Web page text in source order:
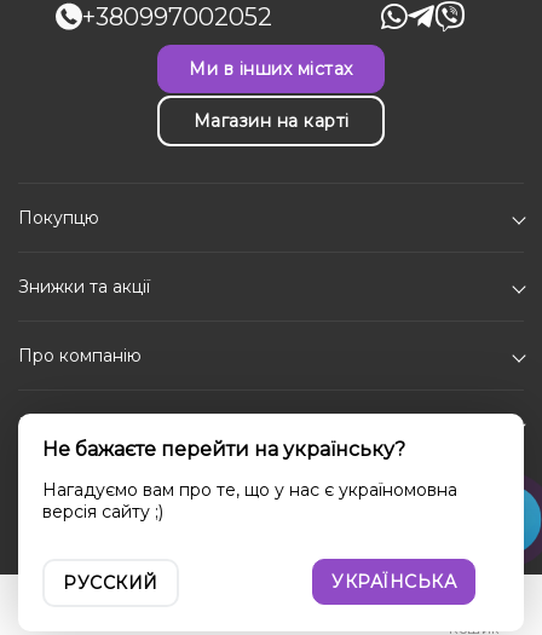
Кошик
+380997002052
Ми в інших містах
Магазин на карті
Покупцю
Знижки та акції
Про компанію
Каталог
Соціальні мережі
Не бажаєте перейти на українську?
Нагадуємо вам про те, що у нас є україномовна
версія сайту ;)
РУССКИЙ УКРАЇНСЬКА